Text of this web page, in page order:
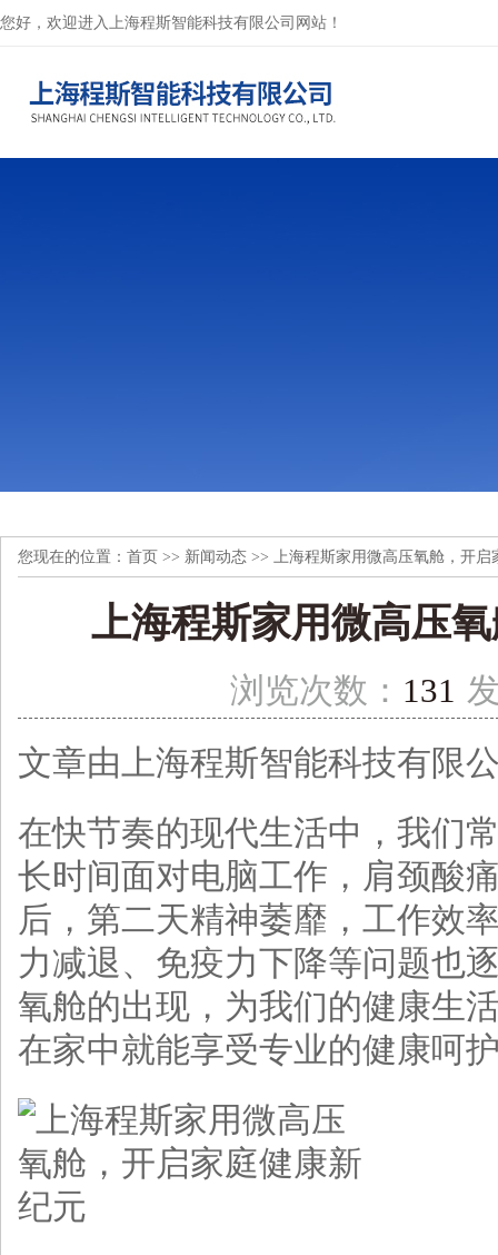
您好，欢迎进入上海程斯智能科技有限公司网站！
您现在的位置： 首页 >> 新闻动态 >> 上海程斯家用微高压氧舱，开启
上海程斯家用微高压
浏览次数： 131
文章由上海程斯智能科技有限
在快节奏的现代生活中，我们
长时间面对电脑工作，肩颈酸
后，第二天精神萎靡，工作效
力减退、免疫力下降等问题也
氧舱的出现，为我们的健康生
在家中就能享受专业的健康呵